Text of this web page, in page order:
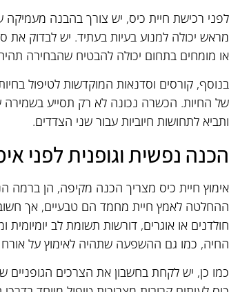
לפני רכישת חיית כיס, יש צורך בהבנה
מראש יכולה למנוע בעיות בעתיד. יש לבדוק את
או מומחים בתחום יכולה להבטיח שהבחירה
בנוסף, קורסים וסדנאות המוקדשות לטיפול
של החיות. הכשרה נכונה לא רק תסייע
ותביא לתחושות חיוביות עבור שני הצדדים.
הכנה נפשית וגופנית לפני
אימוץ חיית כיס מצריך הכנה מקיפה, הן ברמה
ההחלטה לאמץ חיית מחמד הם טבעיים, אך חשוב
חולדנים או אוגרים, דורשות תשומת לב
החיה, כמו גם ההשפעה שתהיה לאימוץ על אורח
כמו כן, יש לקחת בחשבון את הצרכים הגופניים